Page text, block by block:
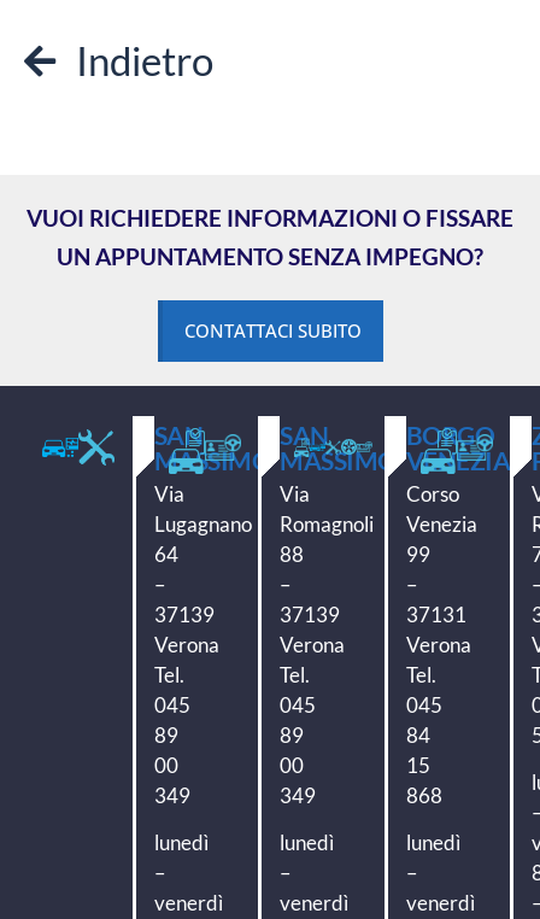
Indietro
VUOI RICHIEDERE INFORMAZIONI O FISSARE
UN APPUNTAMENTO SENZA IMPEGNO?
CONTATTACI SUBITO
SAN
MASSIMO
Via
Lugagnano
64
–
37139
Verona
Tel.
045
89
00
349
lunedì
–
venerdì
SAN
MASSIMO
Via
Romagnoli
88
–
37139
Verona
Tel.
045
89
00
349
lunedì
–
venerdì
BORGO
VENEZIA
Corso
Venezia
99
–
37131
Verona
Tel.
045
84
15
868
lunedì
–
venerdì